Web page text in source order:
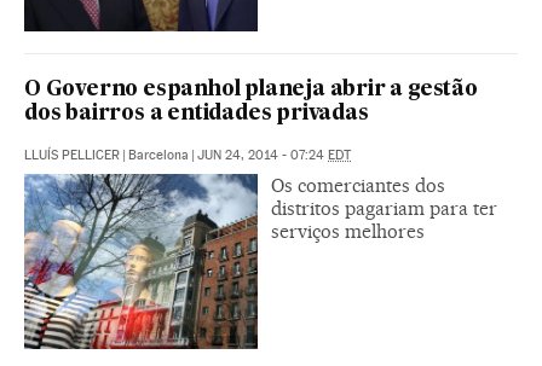
O Governo espanhol planeja abrir a gestão
dos bairros a entidades privadas
LLUÍS PELLICER | Barcelona | JUN 24, 2014 - 07:24 EDT
Os comerciantes dos
distritos pagariam para ter
serviços melhores